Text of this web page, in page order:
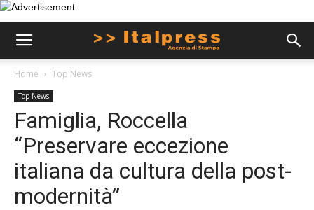
Home Top News
Top News
Famiglia, Roccella
“Preservare eccezione
italiana da cultura della post-
modernità”